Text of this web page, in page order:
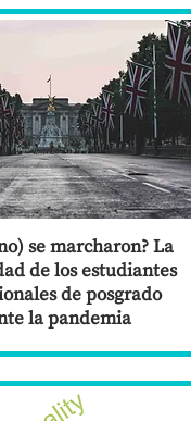
se marcharon? La
de los estudiantes
de posgrado
la pandemia